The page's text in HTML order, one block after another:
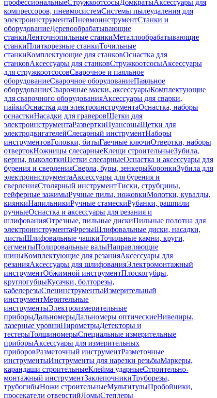
профессиональныеСтружкоотсосыДомкратыАксессуары для
компрессоров, пневмосистемСистемы пылеудаления для
электроинструментаПневмоинструментСтанки и
оборудованиеДеревообрабатывающие
станкиЛенточнопильные станкиМеталлообрабатывающие
станкиПлиткорезные станкиТочильные
станкиКомплектующие для станковОснастка для
станковАксессуары для станковСтружкоотсосыАксессуары
для стружкоотсосовСварочное и паяльное
оборудованиеСварочное оборудованиеПаяльное
оборудованиеСварочные маски, аксессуарыКомплектующие
для сварочного оборудованияАксессуары для сварки,
пайкиОснастка для электроинструментаОснастка, наборы
оснасткиНасадки для граверовЩетки для
электроинструментаРазверткиПуансоныЩетки для
электродвигателейСлесарный инструментНаборы
инструментовГоловки, битыГаечные ключиОтвертки, наборы
отвертокНожницы слесарныеКлещи строительныеЗубила,
керны, выколоткиЩетки слесарныеОснастка и аксессуары для
бурения и сверленияСверла, буры, зенкерыКоронкиЗубила для
электроинструментаАксессуары для бурения и
сверленияСтолярный инструментТиски, струбцины,
гейферные зажимыРучные пилы, ножовкиМолотки, кувалды,
киянкиНапильникиРучные стамескиРубанки, рашпили
ручныеОснастка и аксессуары для резания и
шлифованияОтрезные, пильные дискиПильные полотна для
электроинструментаФрезыШлифовальные диски, насадки,
листыШлифовальные чашкиТочильные камни, круги,
сегментыПолировальные валыНаправляющие
шиныКомплектующие для резанияАксессуары для
резанияАксессуары для шлифованияЭлектромонтажный
инструментОбжимной инструментПлоскогубцы,
круглогубцыКусачки, болторезы,
кабелерезыСпецинструментыИзмерительный
инструментМерительные
инструментыЭлектроизмерительные
приборыДальномерыДальномеры оптическиеНивелиры,
лазерные уровниПирометрыДетекторы и
тестерыТолщиномерыСпециальные измерительные
приборыАксессуары для измерительных
приборовРазметочный инструментРазметочные
инструментыИнструменты для нарезки резьбыМаркеры,
карандаши строительныеКлейма ударныеСтроительно-
монтажный инструментЗаклепочникиТруборезы,
трубогибыНожи строительныеМультитулыПробойники,
просекатели отверстийЛомыСтеплеры